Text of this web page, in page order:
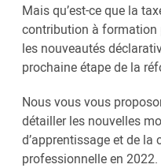
Mais qu’est-ce que la
contribution à formation
les nouveautés
prochaine étape de la
Nous vous vous
détailler les nouvelles
d’apprentissage et de
professionnelle en 2022.